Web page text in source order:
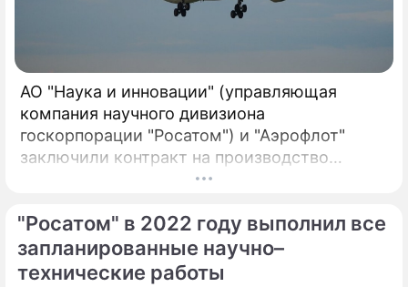
АО "Наука и инновации" (управляющая
компания научного дивизиона
госкорпорации "Росатом") и "Аэрофлот"
заключили контракт на производство
воздушных фильтров для систем
производства. Компании первыми в России
реализовали совместный проект по
созданию отечественных воздушных
"Росатом" в 2022 году выполнил все
запланированные научно–
технические работы